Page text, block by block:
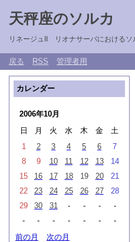
天秤座のソルカ
リネージュII リオナサーバにおけるソ
戻る RSS 管理者用
カレンダー
2006年10月
日
月 火 水 木 金
土
1
2 3 4 5 6
7
8
9 10 11 12 13
14
15
16 17 18 19 20
21
22
23 24 25 26 27
28
29
30 31 - - -
-
-
- - - - -
-
前の月
次の月